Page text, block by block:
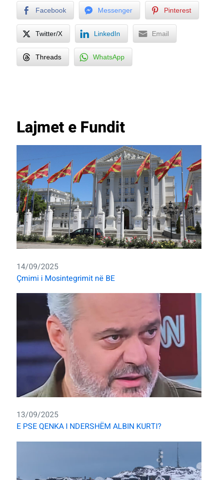
Facebook Messenger Pinterest
Twitter/X LinkedIn Email
Threads WhatsApp
Lajmet e Fundit
14/09/2025
Çmimi i Mosintegrimit në BE
13/09/2025
E PSE QENKA I NDERSHËM ALBIN KURTI?